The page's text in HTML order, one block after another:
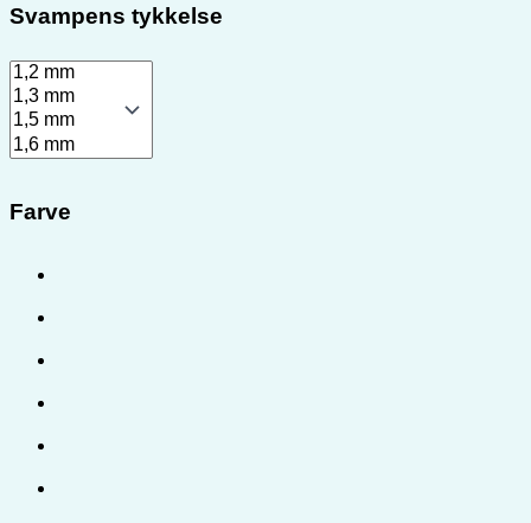
Svampens tykkelse
Farve